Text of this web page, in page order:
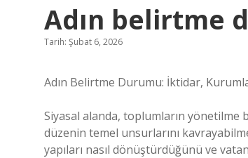
Adın belirtme
Tarih: Şubat 6, 2026
Adın Belirtme Durumu: İktidar,
Siyasal alanda, toplumların yönetilme
düzenin temel unsurlarını
yapıları nasıl dönüştürdüğünü ve